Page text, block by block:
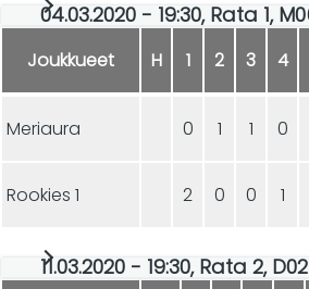
04.03.2020 - 19:30, Rata 1,
Joukkueet H 1 2 3 4
Meriaura 0 1 1 0
Rookies 1 2 0 0 1
11.03.2020 - 19:30, Rata 2,